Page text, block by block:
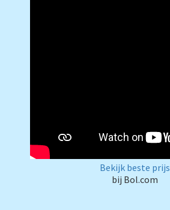
Bekijk beste prijs
bij Bol.com